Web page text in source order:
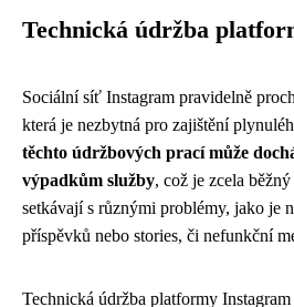
Technická údržba
Sociální síť Instagram pravidelně
která je nezbytná pro zajištění
těchto údržbových prací může
výpadkům služby, což je zcela
setkávají s různými problémy, jako je
příspěvků nebo stories, či nefunkční
Technická údržba platformy